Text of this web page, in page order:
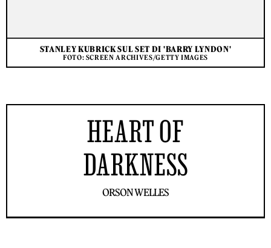
STANLEY KUBRICK SUL SET DI 'BARRY LYNDON'
FOTO: SCREEN ARCHIVES/GETTY IMAGES
HEART OF
DARKNESS
ORSON WELLES